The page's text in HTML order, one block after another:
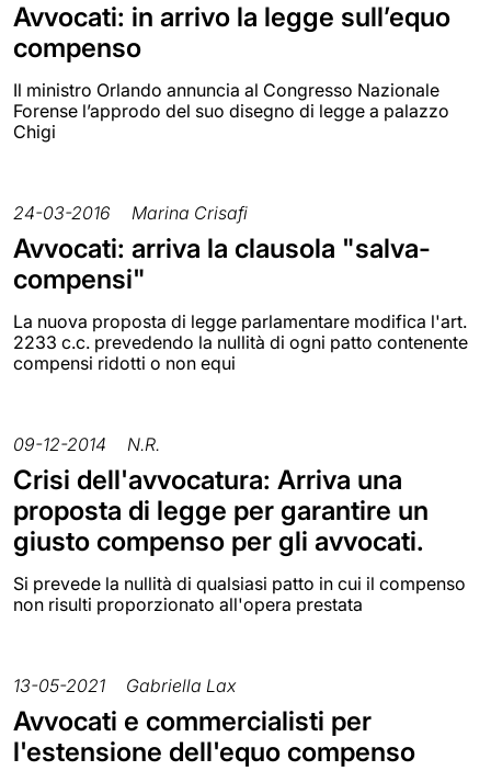
Avvocati: in arrivo la legge sull’equo
compenso
Il ministro Orlando annuncia al Congresso Nazionale
Forense l’approdo del suo disegno di legge a palazzo
Chigi
24-03-2016 Marina Crisafi
Avvocati: arriva la clausola "salva-
compensi"
La nuova proposta di legge parlamentare modifica l'art.
2233 c.c. prevedendo la nullità di ogni patto contenente
compensi ridotti o non equi
09-12-2014 N.R.
Crisi dell'avvocatura: Arriva una
proposta di legge per garantire un
giusto compenso per gli avvocati.
Si prevede la nullità di qualsiasi patto in cui il compenso
non risulti proporzionato all'opera prestata
13-05-2021 Gabriella Lax
Avvocati e commercialisti per
l'estensione dell'equo compenso